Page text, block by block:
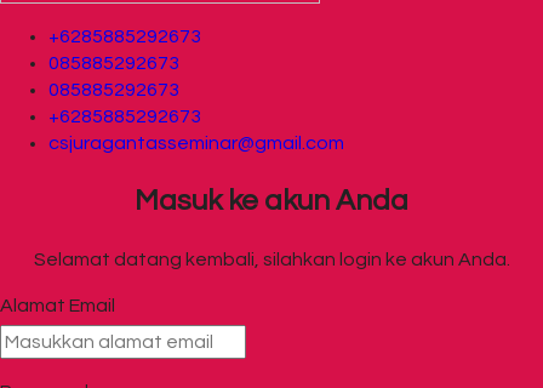
+6285885292673
085885292673
085885292673
+6285885292673
csjuragantasseminar@gmail.com
Masuk ke akun Anda
Selamat datang kembali, silahkan login ke akun Anda.
Alamat Email